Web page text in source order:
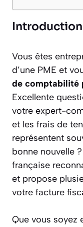
Introduction
Vous êtes
d’une PME et
de comptabilité
Excellente
votre expert-
et les frais de
représentent
bonne nouvelle
française
et propose
votre facture
Que vous soyez